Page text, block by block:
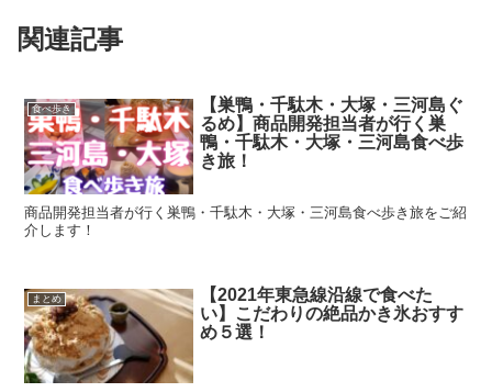
関連記事
食べ歩き
【巣鴨・千駄木・大塚・三河島ぐ
るめ】商品開発担当者が行く巣
鴨・千駄木・大塚・三河島食べ歩
き旅！
商品開発担当者が行く巣鴨・千駄木・大塚・三河島食べ歩き旅をご紹
介します！
まとめ
【2021年東急線沿線で食べた
い】こだわりの絶品かき氷おすす
め５選！